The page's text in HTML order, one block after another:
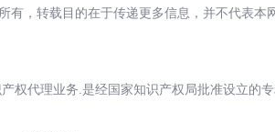
，转载目的在于传递更多信息，并不代表本
代理业务.是经国家知识产权局批准设立的